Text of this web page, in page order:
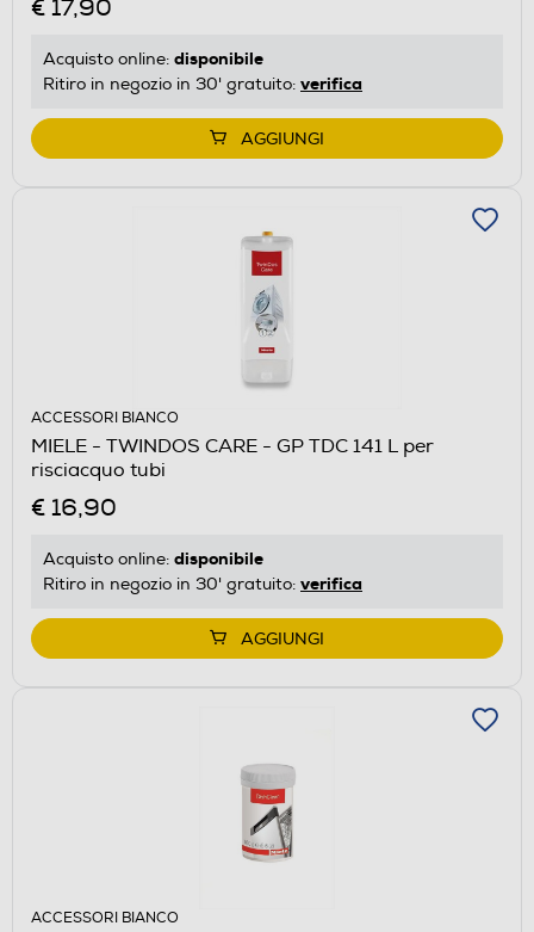
€ 17,90
Acquisto online: disponibile
Ritiro in negozio in 30' gratuito: verifica
AGGIUNGI
ACCESSORI BIANCO
MIELE - TWINDOS CARE - GP TDC 141 L per
risciacquo tubi
€ 16,90
Acquisto online: disponibile
Ritiro in negozio in 30' gratuito: verifica
AGGIUNGI
ACCESSORI BIANCO